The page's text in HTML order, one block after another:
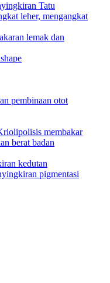
Tatu
leher, mengangkat
lemak dan
pembinaan otot
membakar
berat badan
kedutan
pigmentasi